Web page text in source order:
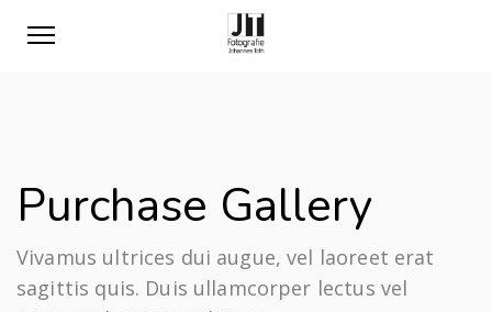
Purchase Gallery
Vivamus ultrices dui augue, vel laoreet erat
sagittis quis. Duis ullamcorper lectus vel